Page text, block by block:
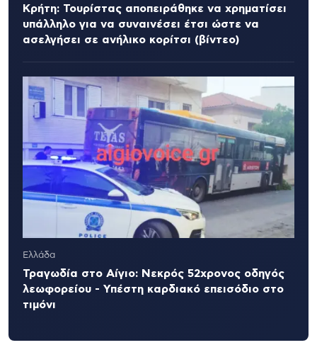
Κρήτη: Τουρίστας αποπειράθηκε να χρηματίσει
υπάλληλο για να συναινέσει έτσι ώστε να
ασελγήσει σε ανήλικο κορίτσι (βίντεο)
Ελλάδα
Τραγωδία στο Αίγιο: Νεκρός 52χρονος οδηγός
λεωφορείου - Υπέστη καρδιακό επεισόδιο στο
τιμόνι